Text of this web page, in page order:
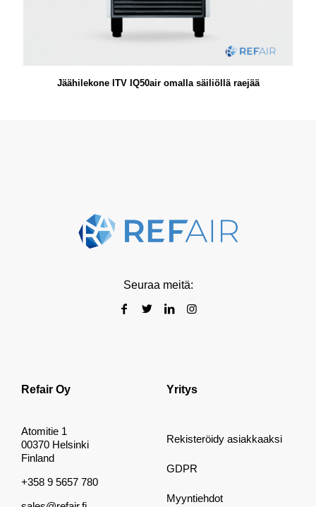
Jäähilekone ITV IQ50air omalla säiliöllä raejää
Seuraa meitä:
Refair Oy
Atomitie 1
00370 Helsinki
Finland
+358 9 5657 780
Yritys
Rekisteröidy asiakkaaksi
GDPR
Myyntiehdot